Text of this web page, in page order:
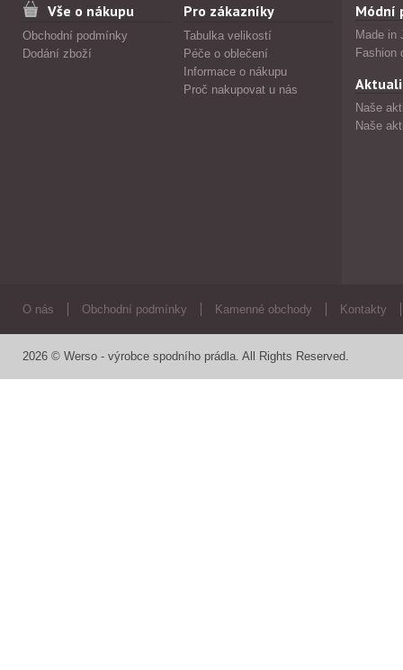
Vše o nákupu
Obchodní podmínky
Dodání zboží
Pro zákazníky
Tabulka velikostí
Péče o oblečení
Informace o nákupu
Proč nakupovat u nás
Módní
Made in
Fashion
Naše
Naše
O nás Obchodní podmínky Kamenné obchody Kontakty
2026 © Werso - výrobce spodního prádla. All Rights Reserved.